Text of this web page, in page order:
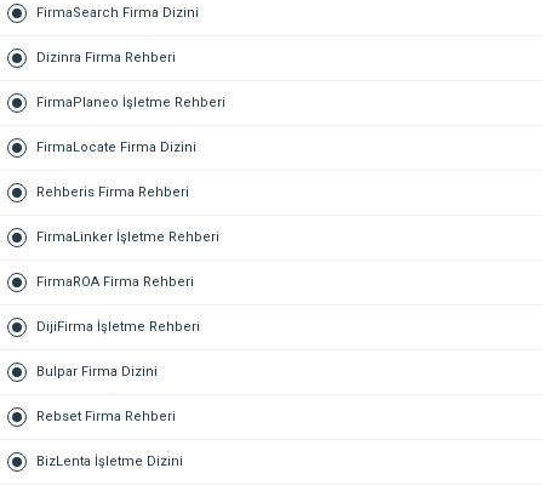
FirmaSearch Firma Dizini
Dizinra Firma Rehberi
FirmaPlaneo İşletme Rehberi
FirmaLocate Firma Dizini
Rehberis Firma Rehberi
FirmaLinker İşletme Rehberi
FirmaROA Firma Rehberi
DijiFirma İşletme Rehberi
Bulpar Firma Dizini
Rebset Firma Rehberi
BizLenta İşletme Dizini